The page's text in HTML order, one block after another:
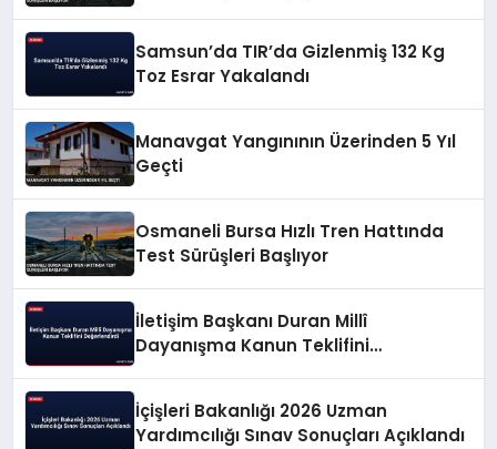
Samsun’da TIR’da Gizlenmiş 132 Kg
Toz Esrar Yakalandı
Manavgat Yangınının Üzerinden 5 Yıl
Geçti
Osmaneli Bursa Hızlı Tren Hattında
Test Sürüşleri Başlıyor
İletişim Başkanı Duran Millî
Dayanışma Kanun Teklifini
İçişleri Bakanlığı 2026 Uzman
Yardımcılığı Sınav Sonuçları Açıklandı